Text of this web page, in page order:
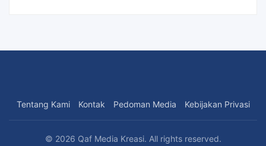
Tentang Kami Kontak Pedoman Media Kebijakan Privasi
© 2026 Qaf Media Kreasi. All rights reserved.